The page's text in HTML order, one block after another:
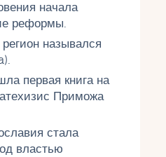
начала
реформы.
назывался
первая книга на
Приможа
стала
властью